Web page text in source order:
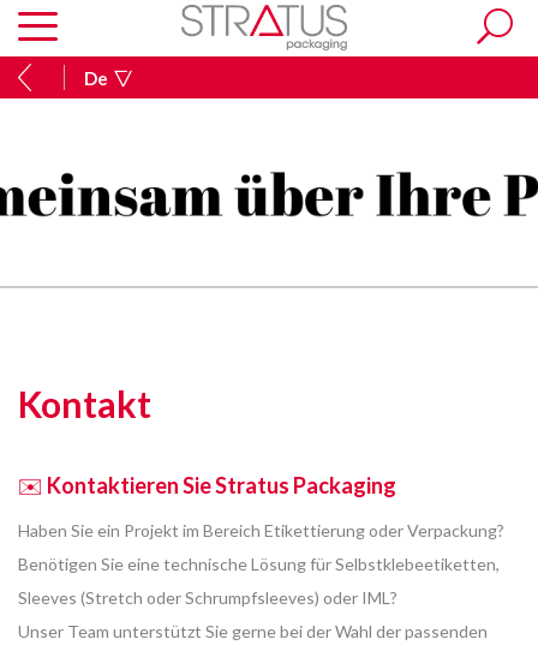
De
Kontakt
✉️ Kontaktieren Sie Stratus Packaging
Haben Sie ein Projekt im Bereich Etikettierung oder Verpackung?
Benötigen Sie eine technische Lösung für Selbstklebeetiketten,
Sleeves (Stretch oder Schrumpfsleeves) oder IML?
Unser Team unterstützt Sie gerne bei der Wahl der passenden